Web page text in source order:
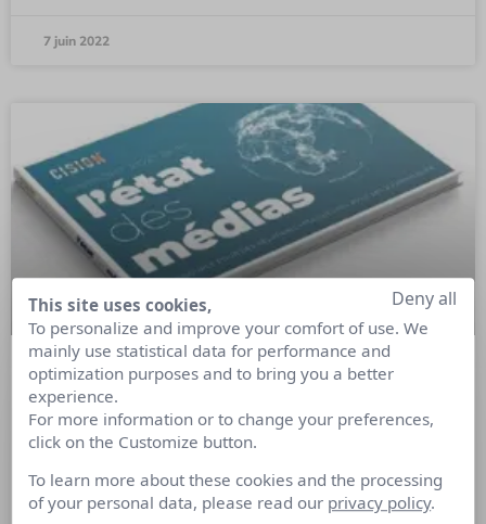
7 juin 2022
3 points à améliorer dans vos
relations avec les journalistes
L’étude Cision SOTM montre à quel point la connaissance
des médias et du métier est essentielle pour arriver à capter
l’attention des journalistes aujourd’hui en surcharge de
This site uses cookies,
To personalize and improve your comfort of use. We
mainly use statistical data for performance and
optimization purposes and to bring you a better
experience.
For more information or to change your preferences,
click on the Customize button.
To learn more about these cookies and the processing
of your personal data, please read our privacy policy.
Deny all